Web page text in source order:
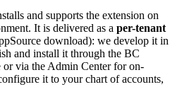
and supports the extension on
It is delivered as a per-tenant
download): we develop it in
and install it through the BC
or via the Admin Center for on-
it to your chart of accounts,